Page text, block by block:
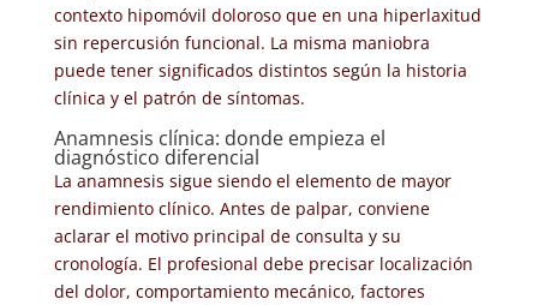
contexto hipomóvil doloroso que en una hiperlaxitud
sin repercusión funcional. La misma maniobra
puede tener significados distintos según la historia
clínica y el patrón de síntomas.
Anamnesis clínica: donde empieza el
diagnóstico diferencial
La anamnesis sigue siendo el elemento de mayor
rendimiento clínico. Antes de palpar, conviene
aclarar el motivo principal de consulta y su
cronología. El profesional debe precisar localización
del dolor, comportamiento mecánico, factores